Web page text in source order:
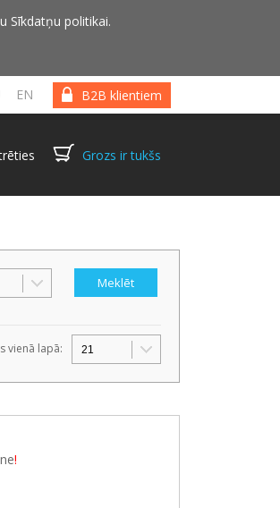
Sīkdatņu politikai.
B2B klientiem
EN
Grozs ir tukšs
vienā lapā:
!